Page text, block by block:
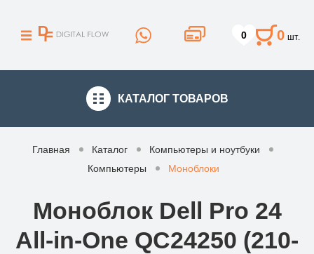
0 0 шт.
КАТАЛОГ ТОВАРОВ
Главная Каталог
Компьютеры и ноутбуки
Компьютеры
Моноблоки
Моноблок Dell Pro 24
All-in-One QC24250 (210-